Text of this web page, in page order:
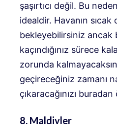
şaşırtıcı değil. Bu
idealdir. Havanın sıcak
bekleyebilirsiniz ancak
kaçındığınız sürece
zorunda
geçireceğiniz zamanı
çıkaracağınızı
8. Maldivler